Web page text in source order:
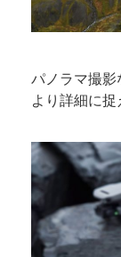
パノラマ撮影
より詳細に捉